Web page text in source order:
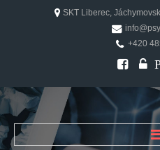
SKT Liberec,
+420